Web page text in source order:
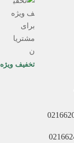
تخفیف ویژه